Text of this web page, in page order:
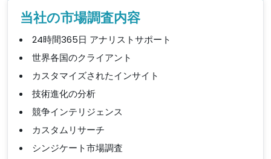
当社の市場調査内容
24時間365日 アナリストサポート
世界各国のクライアント
カスタマイズされたインサイト
技術進化の分析
競争インテリジェンス
カスタムリサーチ
シンジケート市場調査